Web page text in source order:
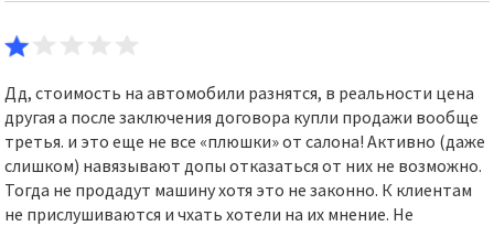
Дд, стоимость на автомобили разнятся, в реальности цена
другая а после заключения договора купли продажи вообще
третья. и это еще не все «плюшки» от салона! Активно (даже
слишком) навязывают допы отказаться от них не возможно.
Тогда не продадут машину хотя это не законно. К клиентам
не прислушиваются и чхать хотели на их мнение. Не